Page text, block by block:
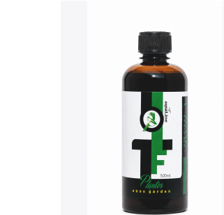
Nettó ár: 3,421 Ft
AquaLine TF Planter
500ml
KOSÁRBA